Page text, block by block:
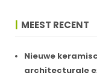
MEEST RECENT
Nieuwe
architecturale